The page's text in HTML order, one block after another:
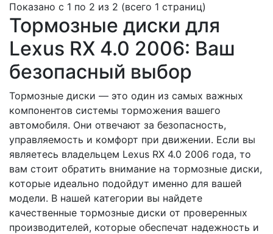
Показано с 1 по 2 из 2 (всего 1 страниц)
Тормозные диски для
Lexus RX 4.0 2006: Ваш
безопасный выбор
Тормозные диски — это один из самых важных
компонентов системы торможения вашего
автомобиля. Они отвечают за безопасность,
управляемость и комфорт при движении. Если вы
являетесь владельцем Lexus RX 4.0 2006 года, то
вам стоит обратить внимание на тормозные диски,
которые идеально подойдут именно для вашей
модели. В нашей категории вы найдете
качественные тормозные диски от проверенных
производителей, которые обеспечат надежность и